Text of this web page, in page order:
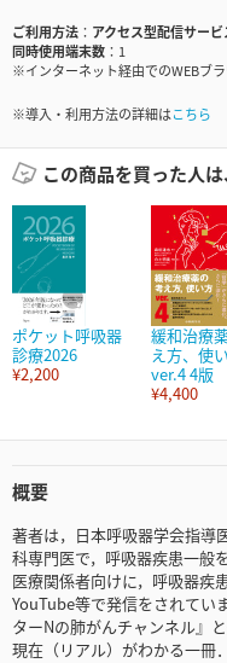
ご利用方法
アクセス型配信サービ
同時使用端末数
1
※インターネット経由でのWEBブ
※導入・利用方法の詳細はこちら
この商品を買った人は
ポケット呼吸器
診療2026
¥2,200
緩和治療
え方、使
ver.4 4版
¥4,400
概要
著者は，日本呼吸器学会指導
科専門医で，呼吸器疾患一般
医療関係者向けに，呼吸器疾
YouTube等で発信をされてい
ターNの肺がんチャンネル』
現在（リアル）がわかる一冊．